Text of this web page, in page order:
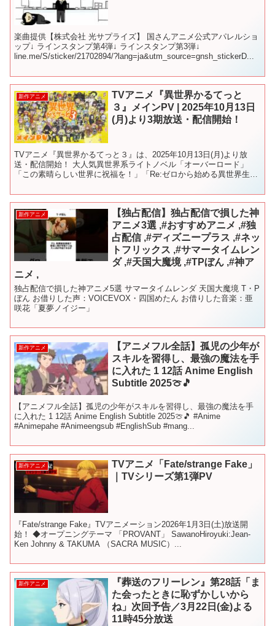
楽曲提供【株式会社 光サプライズ】 国さんアニメ公式アパレルショ
ップ↓ ラインスタンプ第4弾↓ ラインスタンプ第3弾↓
line.me/S/sticker/21702894/?lang=ja&utm_source=gnsh_stickerD...
新作アニメ
TVアニメ『異世界かるてっと
３』メインPV | 2025年10月13日
(月)より3期放送・配信開始！
TVアニメ『異世界かるてっと３』は、2025年10月13日(月)より放
送・配信開始！ 大人気異世界系ライトノベル「オーバーロード」
「この素晴らしい世界に祝福を！」「Re:ゼロから始める異世界生
新作アニメ
【独占配信】独占配信で損した神
アニメ3選 ,#おすすめアニメ ,#独
占配信 ,#ディズニープラス ,#ネッ
トフリックス ,#サマータイムレン
ダ ,#天国大魔境 ,#TPぼん ,#神ア
ニメ ,
独占配信で損した神アニメ5選 サマータイムレンダ 天国大魔境 T・P
ぼん お借りした声：VOICEVOX・四国めたん お借りした音楽：亜
咲花「夏夢ノイジー」
新作アニメ
【アニメフル全話】孤児の少年が
スキルを習得し、最強の魔法を手
に入れた 1 12話 Anime English
Subtitle 2025🍈️🎵
【アニメフル全話】孤児の少年がスキルを習得し、最強の魔法を手
に入れた 1 12話 Anime English Subtitle 2025🍈️🎵 #Anime
#Animepahe #Animeengsub #EnglishSub #mang...
新作アニメ
TVアニメ「Fate/strange Fake」
｜TVシリーズ第1弾PV
『Fate/strange Fake』TVアニメーション2026年1月3日(土)放送開
始！ ◆オープニングテーマ 「PROVANT」 SawanoHiroyuki:Jean-
Ken Johnny & TAKUMA （SACRA MUSIC）...
新作アニメ
『葬送のフリーレン』第28話「ま
た会ったときに恥ずかしいから
ね」次回予告／3月22日(金)よる
11時45分放送